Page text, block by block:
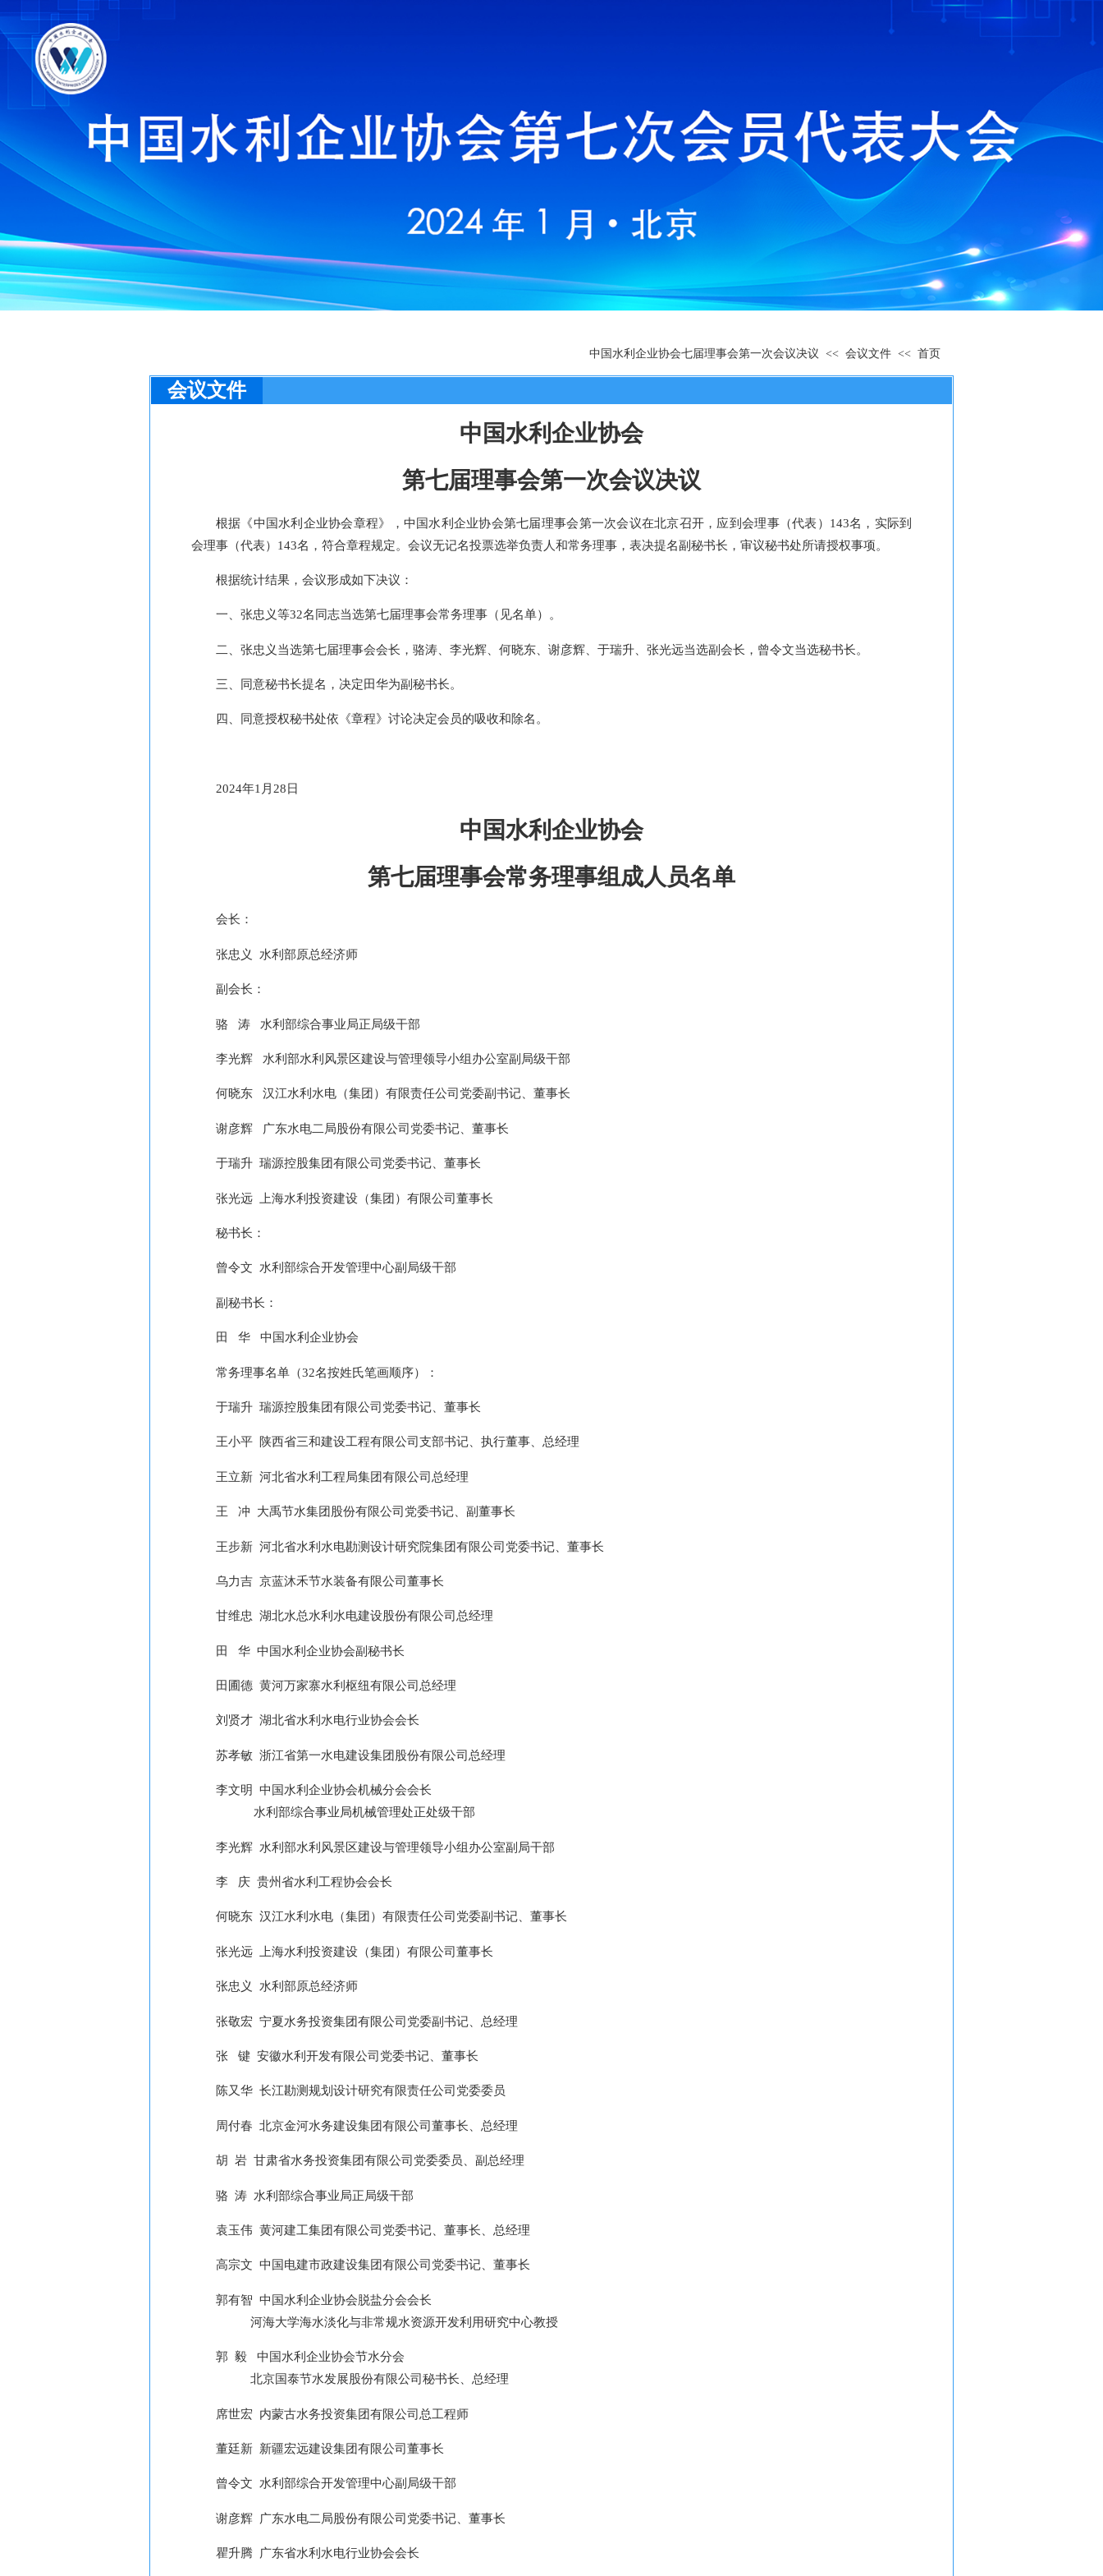
中国水利企业协会七届理事会第一次会议决议 << 会议文件 << 首页
会议文件
中国水利企业协会
第七届理事会第一次会议决议
根据《中国水利企业协会章程》，中国水利企业协会第七届理事会第一次会议在北京召开，应到会理事（代表） 143名 ，实际到
会理事（代表） 143名 ，符合章程规定。会议无记名投票选举负责人和常务理事，表决提名副秘书长 ， 审议秘书处所请授权事项。
根据统计结果， 会议形成如下决议：
一、 张忠义等32名同志当选第七届理事会常务理事（ 见名单） 。
二、 张忠义 当选第七届理事会会长，骆涛、李光辉、何晓东、谢彦辉、于瑞升、张光远当选副会长 ，曾令文当选秘书长。
三、 同意秘书长提名， 决定田华为副秘书长。
四、同意授权秘书处依《章程》 讨论决定会员的吸收和除名。
2024年1月28日
中国水利企业协会
第七届理事会常务理事组成人员名单
会长：
张忠义 水利部原总经济师
副会长：
骆 涛 水利部综合事业局正局级干部
李光辉 水利部水利风景区建设与管理领导小组办公室副局级干部
何晓东 汉江水利水电（集团）有限责任公司党委副书记、董事长
谢彦辉 广东水电二局股份有限公司党委书记、董事长
于瑞升 瑞源控股集团有限公司党委书记、董事长
张光远 上海水利投资建设（集团）有限公司董事长
秘书长：
曾令文 水利部综合开发管理中心副局级干部
副秘书长：
田 华 中国水利企业协会
常务理事名单（32名按姓氏笔画顺序）：
于瑞升 瑞源控股集团有限公司党委书记、董事长
王小平 陕西省三和建设工程有限公司支部书记、执行董事、 总经理
王立新 河北省水利工程局集团有限公司总经理
王 冲 大禹节水集团股份有限公司党委书记、副董事长
王步新 河北省水利水电勘测设计研究院集团有限公司党委书记、董事长
乌力吉 京蓝沐禾节水装备有限公司董事长
甘维忠 湖北水总水利水电建设股份有限公司总经理
田 华 中国水利企业协会副秘书长
田圃德 黄河万家寨水利枢纽有限公司总经理
刘贤才 湖北省水利水电行业协会会长
苏孝敏 浙江省第一水电建设集团股份有限公司总经理
李文明 中国水利企业协会机械分会会长
水利部综合事业局机械管理处正处级干部
李光辉 水利部水利风景区建设与管理领导小组办公室副局干部
李 庆 贵州省水利工程协会会长
何晓东 汉江水利水电（集团）有限责任公司党委副书记、 董事长
张光远 上海水利投资建设（集团）有限公司董事长
张忠义 水利部原总经济师
张敬宏 宁夏水务投资集团有限公司党委副书记、总经理
张 键 安徽水利开发有限公司党委书记、董事长
陈又华 长江勘测规划设计研究有限责任公司党委委员
周付春 北京金河水务建设集团有限公司董事长、总经理
胡 岩 甘肃省水务投资集团有限公司党委委员、副总经理
骆 涛 水利部综合事业局正局级干部
袁玉伟 黄河建工集团有限公司党委书记、董事长、总经理
高宗文 中国电建市政建设集团有限公司党委书记、董事长
郭有智 中国水利企业协会脱盐分会会长
河海大学海水淡化与非常规水资源开发利用研究中心教授
郭 毅
中国水利企业协会节水分会
北京国泰节水发展股份有限公司秘书长、总经理
席世宏 内蒙古水务投资集团有限公司总工程师
董廷新 新疆宏远建设集团有限公司董事长
曾令文 水利部综合开发管理中心副局级干部
谢彦辉 广东水电二局股份有限公司党委书记、董事长
瞿升腾 广东省水利水电行业协会会长